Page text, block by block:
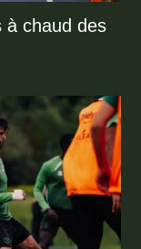
à chaud des